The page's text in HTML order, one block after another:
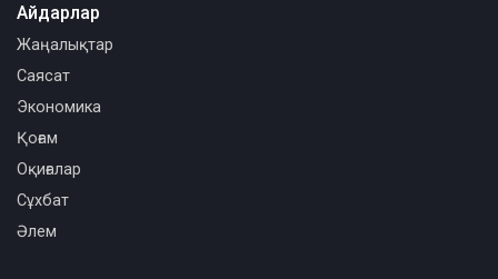
Айдарлар
Жаңалықтар
Саясат
Экономика
Қоғам
Оқиғалар
Сұхбат
Әлем